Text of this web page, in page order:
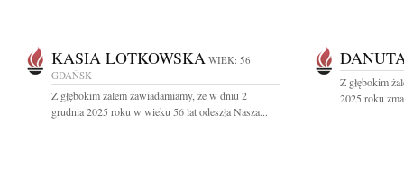
KASIA LOTKOWSKA WIEK: 56
GDAŃSK
Z głębokim żalem zawiadamiamy, że w dniu 2
grudnia 2025 roku w wieku 56 lat odeszła Nasza...
Z głębokim
2025 roku